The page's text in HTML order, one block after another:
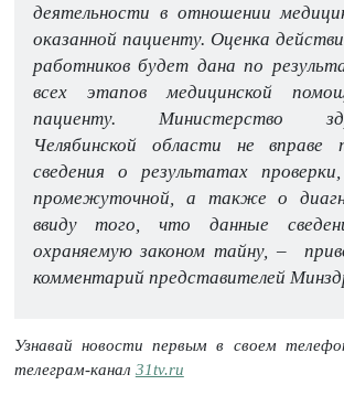
деятельности в отношении
оказанной пациенту. Оценка
работников будет дана по
всех этапов медицинской
пациенту. Министерство
Челябинской области не вправе
сведения о результатах
промежуточной, а также о
ввиду того, что данные
охраняемую законом тайну, –
комментарий представителей
Узнавай новости первым в своем
телеграм-канал 31tv.ru